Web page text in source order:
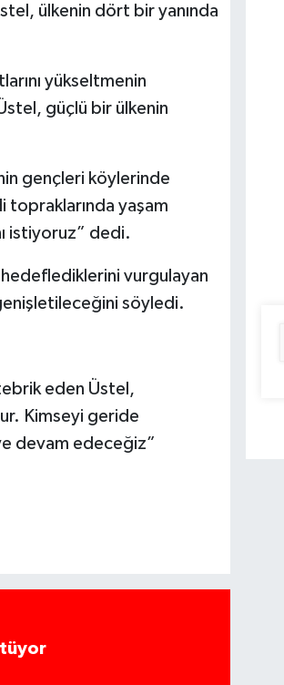
ülkenin dört bir yanında
yükseltmenin
güçlü bir ülkenin
gençleri köylerinde
yaşam
istiyoruz” dedi.
vurgulayan
söyledi.
eden Üstel,
Kimseyi geride
devam edeceğiz”